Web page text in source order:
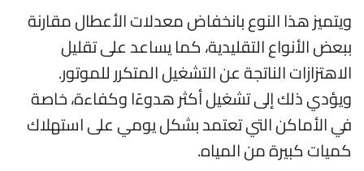
ويتميز هذا النوع بانخفاض معدلات الأعطال مقارنة
ببعض الأنواع التقليدية، كما يساعد على تقليل
الاهتزازات الناتجة عن التشغيل المتكرر للموتور.
ويؤدي ذلك إلى تشغيل أكثر هدوءًا وكفاءة، خاصة
في الأماكن التي تعتمد بشكل يومي على استهلاك
كميات كبيرة من المياه.